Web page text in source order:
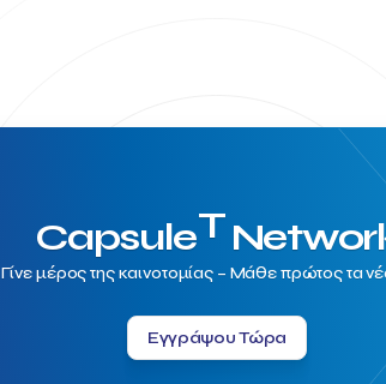
CapsuleT
Γίνε μέρος της καινοτομίας – Μάθε πρώτος τα
Εγγράψου Τώρα